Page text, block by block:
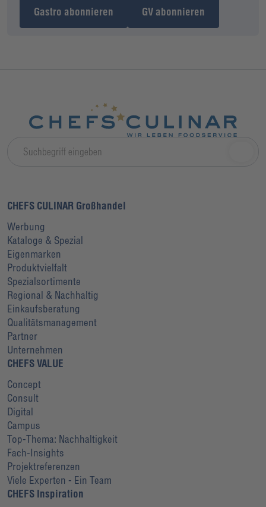
Gastro abonnieren GV abonnieren
CHEFS CULINAR Großhandel
Werbung
Kataloge & Spezial
Eigenmarken
Produktvielfalt
Spezialsortimente
Regional & Nachhaltig
Einkaufsberatung
Qualitätsmanagement
Partner
Unternehmen
CHEFS VALUE
Concept
Consult
Digital
Campus
Top-Thema: Nachhaltigkeit
Fach-Insights
Projektreferenzen
Viele Experten - Ein Team
CHEFS Inspiration